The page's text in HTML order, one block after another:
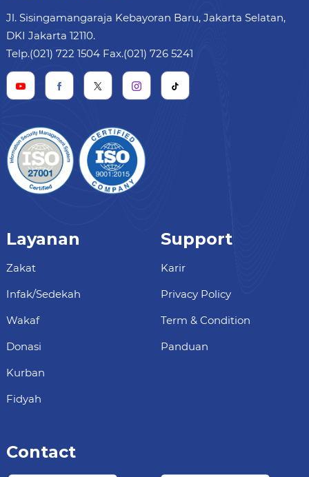
Jl. Sisingamangaraja Kebayoran Baru, Jakarta Selatan,
DKI Jakarta 12110.
Telp.(021) 722 1504 Fax.(021) 726 5241
Layanan
Zakat
Infak/Sedekah
Wakaf
Donasi
Kurban
Fidyah
Support
Karir
Privacy Policy
Term & Condition
Panduan
Contact